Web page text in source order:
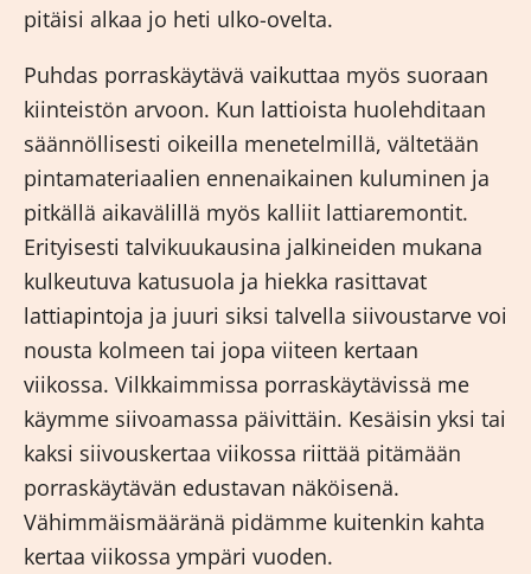
pitäisi alkaa jo heti ulko-ovelta.
Puhdas porraskäytävä vaikuttaa myös suoraan
kiinteistön arvoon. Kun lattioista huolehditaan
säännöllisesti oikeilla menetelmillä, vältetään
pintamateriaalien ennenaikainen kuluminen ja
pitkällä aikavälillä myös kalliit lattiaremontit.
Erityisesti talvikuukausina jalkineiden mukana
kulkeutuva katusuola ja hiekka rasittavat
lattiapintoja ja juuri siksi talvella siivoustarve voi
nousta kolmeen tai jopa viiteen kertaan
viikossa. Vilkkaimmissa porraskäytävissä me
käymme siivoamassa päivittäin. Kesäisin yksi tai
kaksi siivouskertaa viikossa riittää pitämään
porraskäytävän edustavan näköisenä.
Vähimmäismääränä pidämme kuitenkin kahta
kertaa viikossa ympäri vuoden.